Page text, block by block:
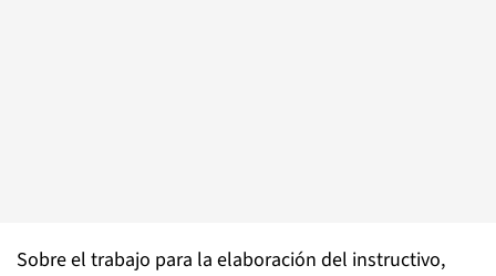
Sobre el trabajo para la elaboración del instructivo,